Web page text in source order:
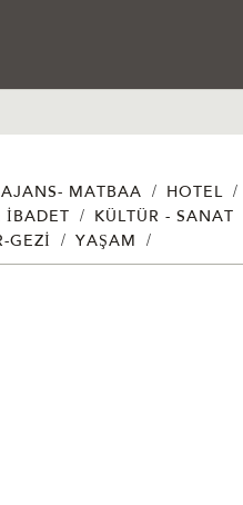
AJANS- MATBAA / HOTEL /
/ KÜLTÜR - SANAT
GEZI / YAŞAM /